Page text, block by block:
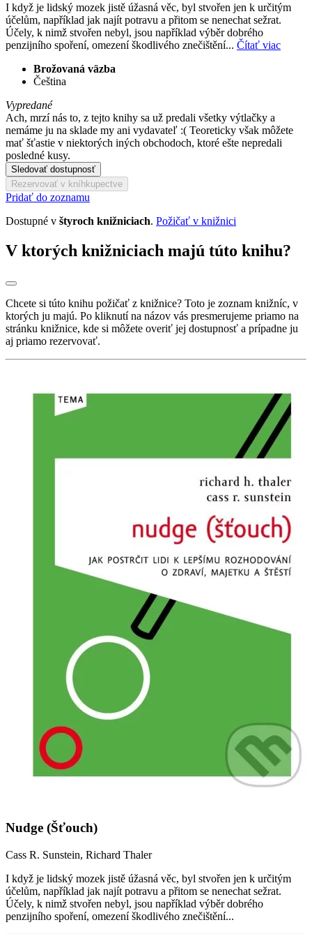
I když je lidský mozek jistě úžasná věc, byl stvořen jen k určitým
účelům, například jak najít potravu a přitom se nenechat sežrat.
Účely, k nimž stvořen nebyl, jsou například výběr dobrého
penzijního spoření, omezení škodlivého znečištění... Čítať viac
Brožovaná väzba
Čeština
Vypredané
Ach, mrzí nás to, z tejto knihy sa už predali všetky výtlačky a
nemáme ju na sklade my ani vydavateľ :( Teoreticky však môžete
mať šťastie v niektorých iných obchodoch, ktoré ešte nepredali
posledné kusy.
Sledovať dostupnosť
Rezervovať v kníhkupectve
Pridať do zoznamu
Dostupné v štyroch knižniciach. Požičať v knižnici
V ktorých knižniciach majú túto knihu?
Chcete si túto knihu požičať z knižnice? Toto je zoznam knižníc, v
ktorých ju majú. Po kliknutí na názov vás presmerujeme priamo na
stránku knižnice, kde si môžete overiť jej dostupnosť a prípadne ju
aj priamo rezervovať.
Nudge (Šťouch)
Cass R. Sunstein, Richard Thaler
I když je lidský mozek jistě úžasná věc, byl stvořen jen k určitým
účelům, například jak najít potravu a přitom se nenechat sežrat.
Účely, k nimž stvořen nebyl, jsou například výběr dobrého
penzijního spoření, omezení škodlivého znečištění...